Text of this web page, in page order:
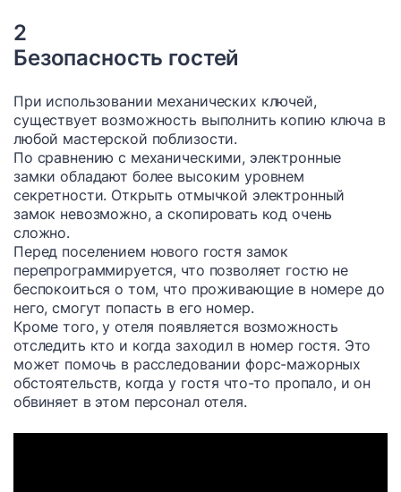
2
Безопасность гостей
При использовании механических ключей,
существует возможность выполнить копию ключа в
любой мастерской поблизости.
По сравнению с механическими, электронные
замки обладают более высоким уровнем
секретности. Открыть отмычкой электронный
замок невозможно, а скопировать код очень
сложно.
Перед поселением нового гостя замок
перепрограммируется, что позволяет гостю не
беспокоиться о том, что проживающие в номере до
него, смогут попасть в его номер.
Кроме того, у отеля появляется возможность
отследить кто и когда заходил в номер гостя. Это
может помочь в расследовании форс-мажорных
обстоятельств, когда у гостя что-то пропало, и он
обвиняет в этом персонал отеля.